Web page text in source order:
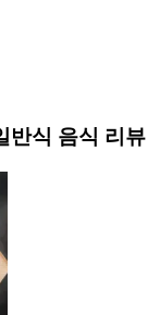
반식 음식 리뷰